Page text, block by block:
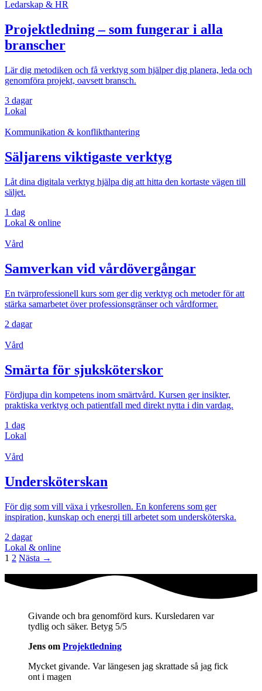
Ledarskap & HR
Projektledning – som fungerar i alla
branscher
Lär dig metodiken och få verktyg som hjälper dig planera, leda och
genomföra projekt, oavsett bransch.
3 dagar
Lokal
Kommunikation & konflikthantering
Säljarens viktigaste verktyg
Låt dina digitala verktyg hjälpa dig att hitta den kortaste vägen till
säljet.
1 dag
Lokal & online
Vård
Samverkan vid vårdövergångar
En tvärprofessionell kurs som ger dig verktyg och metoder för att
stärka samarbetet över professionsgränser och vårdformer.
2 dagar
Vård
Smärta för sjuksköterskor
Fördjupa din kompetens inom smärtvård. Kursen ger insikter,
praktiska verktyg och patientfall med direkt nytta i din vardag.
1 dag
Lokal
Vård
Undersköterskan
För dig som vill växa i yrkesrollen. En konferens som ger
inspiration, kunskap och energi till arbetet som undersköterska.
2 dagar
Lokal & online
1 2 Nästa →
Givande och bra genomförd kurs. Kursledaren var
tydlig och säker. Betyg 5/5
Jens om Projektledning
Mycket givande. Var längesen jag skrattade så jag fick
ont i magen